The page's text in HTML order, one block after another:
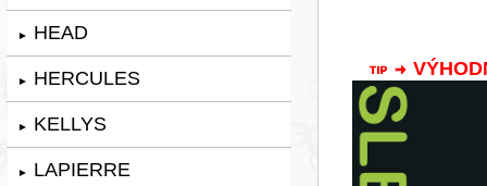
► HEAD
► HERCULES
► KELLYS
► LAPIERRE